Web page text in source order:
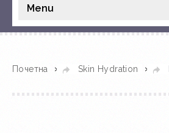
Menu
Почетна » Skin Hydration »